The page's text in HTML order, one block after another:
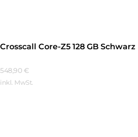
Crosscall Core-Z5 128 GB Schwarz
548,90 €
inkl. MwSt.